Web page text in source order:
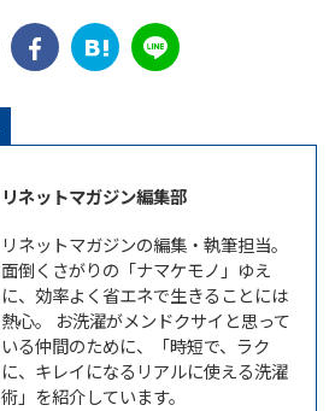
リネットマガジン編集部
リネットマガジンの編集・執筆担当。
面倒くさがりの「ナマケモノ」ゆえ
に、効率よく省エネで生きることには
熱心。 お洗濯がメンドクサイと思って
いる仲間のために、「時短で、ラク
に、キレイになるリアルに使える洗濯
術」を紹介しています。